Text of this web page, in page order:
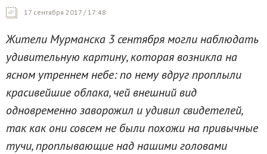
17 сентября 2017 / 17:48
Жители Мурманска 3 сентября могли наблюдать
удивительную картину, которая возникла на
ясном утреннем небе: по нему вдруг проплыли
красивейшие облака, чей внешний вид
одновременно заворожил и удивил свидетелей,
так как они совсем не были похожи на привычные
тучи, проплывающие над нашими головами